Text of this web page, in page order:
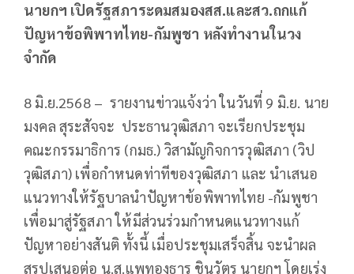
นายกฯ เปิดรัฐสภาระดมสมองสส.และสว.ถกแก้
ปัญหาข้อพิพาทไทย-กัมพูชา หลังทำงานในวง
จำกัด
8 มิ.ย.2568 – รายงานข่าวแจ้งว่า ในวันที่ 9 มิ.ย. นาย
มงคล สุระสัจจะ ประธานวุฒิสภา จะเรียกประชุม
คณะกรรมาธิการ (กมธ.) วิสามัญกิจการวุฒิสภา (วิป
วุฒิสภา) เพื่อกำหนดท่าทีของวุฒิสภา และ นำเสนอ
แนวทางให้รัฐบาลนำปัญหาข้อพิพาทไทย -กัมพูชา
เพื่อมาสู่รัฐสภา ให้มีส่วนร่วมกำหนดแนวทางแก้
ปัญหาอย่างสันติ ทั้งนี้ เมื่อประชุมเสร็จสิ้น จะนำผล
สรุปเสนอต่อ น.ส.แพทองธาร ชินวัตร นายกฯ โดยเร่ง